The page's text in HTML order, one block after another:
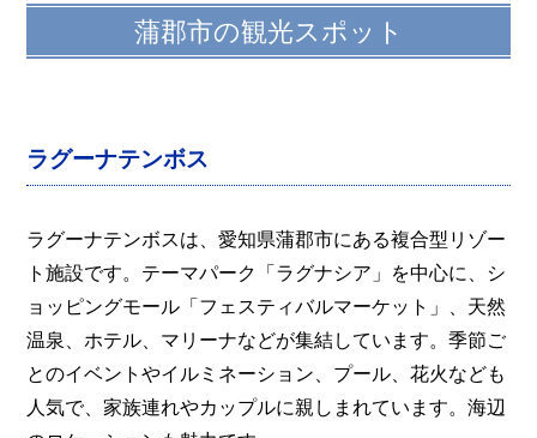
蒲郡市の観光スポット
ラグーナテンボス
ラグーナテンボスは、愛知県蒲郡市にある複合型リゾー
ト施設です。テーマパーク「ラグナシア」を中心に、シ
ョッピングモール「フェスティバルマーケット」、天然
温泉、ホテル、マリーナなどが集結しています。季節ご
とのイベントやイルミネーション、プール、花火なども
人気で、家族連れやカップルに親しまれています。海辺